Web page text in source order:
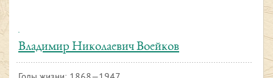
Владимир Николаевич Воейков